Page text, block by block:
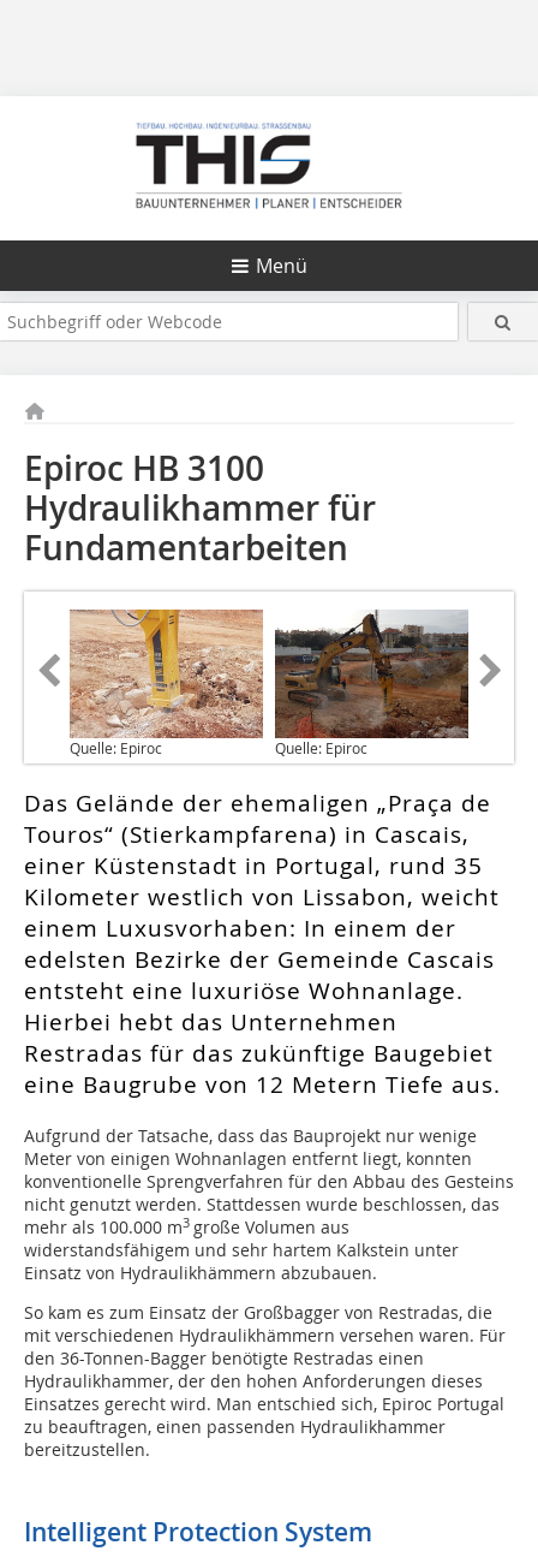
Menü
Epiroc HB 3100
Hydraulikhammer für
Fundamentarbeiten
Quelle: Epiroc Quelle: Epiroc
Das Gelände der ehemaligen „Praça de
Touros“ (Stierkampfarena) in Cascais,
einer Küstenstadt in Portugal, rund 35
Kilometer westlich von Lissabon, weicht
einem Luxusvorhaben: In einem der
edelsten Bezirke der Gemeinde Cascais
entsteht eine luxuriöse Wohnanlage.
Hierbei hebt das Unternehmen
Restradas für das zukünftige Baugebiet
eine Baugrube von 12 Metern Tiefe aus.
Aufgrund der Tatsache, dass das Bauprojekt nur wenige
Meter von einigen Wohnanlagen entfernt liegt, konnten
konventionelle Sprengverfahren für den Abbau des Gesteins
nicht genutzt werden. Stattdessen wurde beschlossen, das
mehr als 100.000 m3 große Volumen aus
widerstandsfähigem und sehr hartem Kalkstein unter
Einsatz von Hydraulikhämmern abzubauen.
So kam es zum Einsatz der Großbagger von Restradas, die
mit verschiedenen Hydraulikhämmern versehen waren. Für
den 36-Tonnen-Bagger benötigte Restradas einen
Hydraulikhammer, der den hohen Anforderungen dieses
Einsatzes gerecht wird. Man entschied sich, Epiroc Portugal
zu beauftragen, einen passenden Hydraulikhammer
bereitzustellen.
Intelligent Protection System